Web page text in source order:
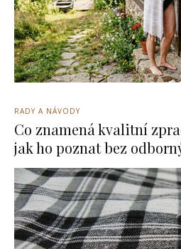
RADY A NÁVODY
Co znamená kvalitní
jak ho poznat bez